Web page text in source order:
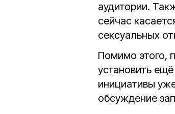
аудитории.
сейчас
сексуальных
Помимо этого,
установить
инициативы
обсуждение